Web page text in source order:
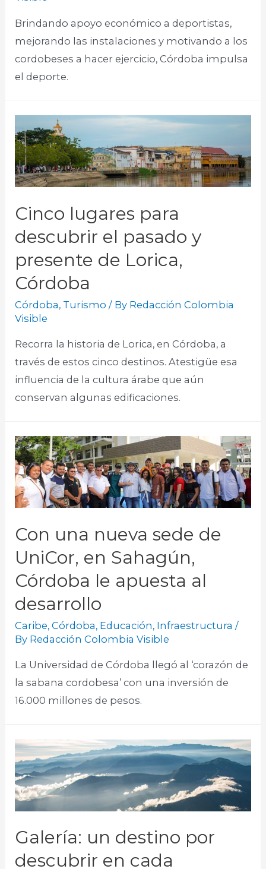
Brindando apoyo económico a deportistas,
mejorando las instalaciones y motivando a los
cordobeses a hacer ejercicio, Córdoba impulsa
el deporte.​
Cinco lugares para
descubrir el pasado y
presente de Lorica,
Córdoba
Córdoba, Turismo / By Redacción Colombia
Visible
Recorra la historia de Lorica, en Córdoba, a
través de estos cinco destinos. Atestigüe esa
influencia de la cultura árabe que aún
conservan algunas edificaciones.​
Con una nueva sede de
UniCor, en Sahagún,
Córdoba le apuesta al
desarrollo
Caribe,Córdoba, Educación, Infraestructura /
By Redacción Colombia Visible
La Universidad de Córdoba llegó al ‘corazón de
la sabana cordobesa’ con una inversión de
16.000 millones de pesos.
Galería: un destino por
descubrir en cada